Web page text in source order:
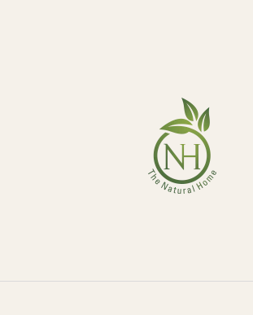
KERESÉS